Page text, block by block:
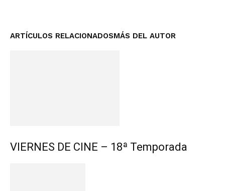
ARTÍCULOS RELACIONADOSMÁS DEL AUTOR
VIERNES DE CINE – 18ª Temporada